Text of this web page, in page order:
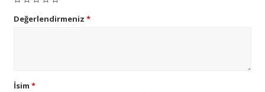
Değerlendirmeniz *
İsim *